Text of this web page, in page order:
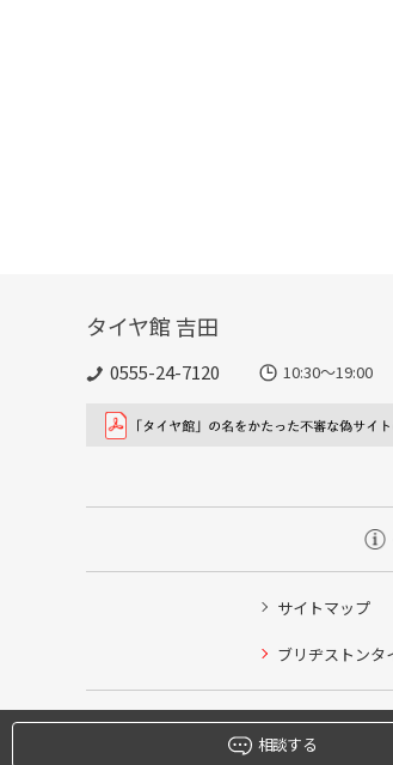
タイヤ館 吉田
0555-24-7120 10:30～19:00
サイトマップ
ブリヂストンタ
相談する
タイヤ点検・安全点検/タイヤ履き
クローク契約会員専用タイヤ履き
本日のタイヤ履き替え順番待ち予約